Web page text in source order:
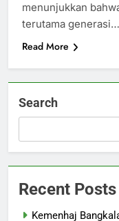
menunjukkan
terutama generasi…
Read More
Search
Recent Posts
Kemenhaj